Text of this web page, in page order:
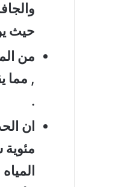
حيث
من
, مما
.